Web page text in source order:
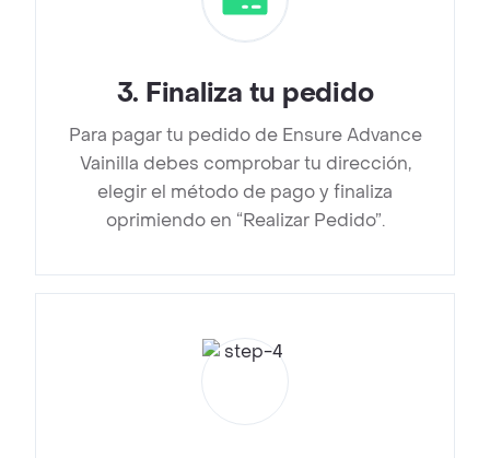
3. Finaliza tu pedido
Para pagar tu pedido de Ensure Advance
Vainilla debes comprobar tu dirección,
elegir el método de pago y finaliza
oprimiendo en “Realizar Pedido”.